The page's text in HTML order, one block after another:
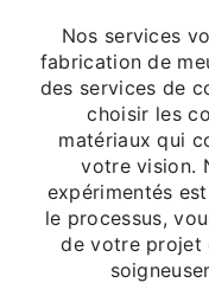
Nos services
fabrication de
des services de
choisir les
matériaux qui
votre vision.
expérimentés
le processus,
de votre projet